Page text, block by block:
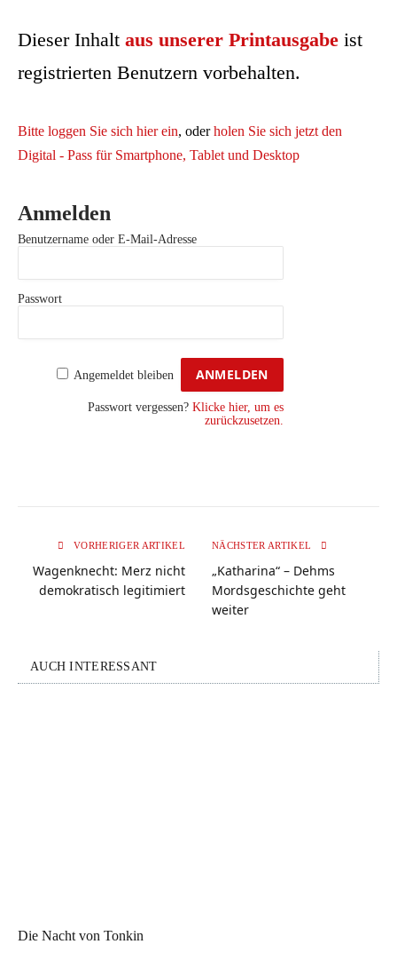
Dieser Inhalt aus unserer Printausgabe ist
registrierten Benutzern vorbehalten.
Bitte loggen Sie sich hier ein, oderholen Sie sich jetzt den
Digital - Pass für Smartphone, Tablet und Desktop
Anmelden
Benutzername oder E-Mail-Adresse
Passwort
Angemeldet bleiben
Passwort vergessen? Klicke hier, um es
zurückzusetzen.
VORHERIGER ARTIKEL
Wagenknecht: Merz nicht
demokratisch legitimiert
NÄCHSTER ARTIKEL
„Katharina“ – Dehms
Mordsgeschichte geht
weiter
AUCH INTERESSANT
Die Nacht von Tonkin